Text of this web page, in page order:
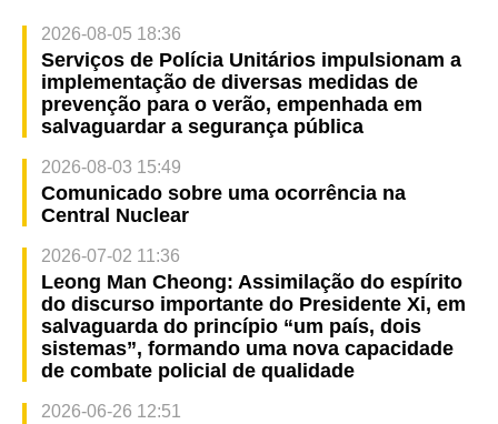
2026-08-05 18:36
Serviços de Polícia Unitários impulsionam a
implementação de diversas medidas de
prevenção para o verão, empenhada em
salvaguardar a segurança pública
2026-08-03 15:49
Comunicado sobre uma ocorrência na
Central Nuclear
2026-07-02 11:36
Leong Man Cheong: Assimilação do espírito
do discurso importante do Presidente Xi, em
salvaguarda do princípio “um país, dois
sistemas”, formando uma nova capacidade
de combate policial de qualidade
2026-06-26 12:51